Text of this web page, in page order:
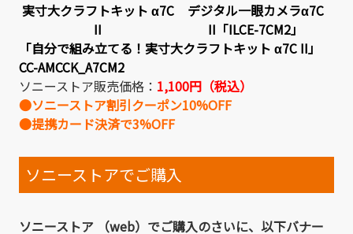
実寸大クラフトキット α7C
II
デジタル一眼カメラα7C
II「ILCE-7CM2」
「自分で組み立てる！実寸大クラフトキット α7C II」
CC-AMCCK_A7CM2
ソニーストア販売価格： 1,100円（税込）
●ソニーストア割引クーポン10%OFF
●提携カード決済で3%OFF
ソニーストアでご購入
ソニーストア （web）でご購入のさいに、以下バナー